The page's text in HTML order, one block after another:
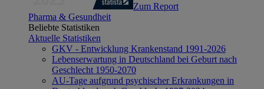
Zum Report
Pharma & Gesundheit
Beliebte Statistiken
Aktuelle Statistiken
GKV - Entwicklung Krankenstand 1991-2026
Lebenserwartung in Deutschland bei Geburt nach
Geschlecht 1950-2070
AU-Tage aufgrund psychischer Erkrankungen in